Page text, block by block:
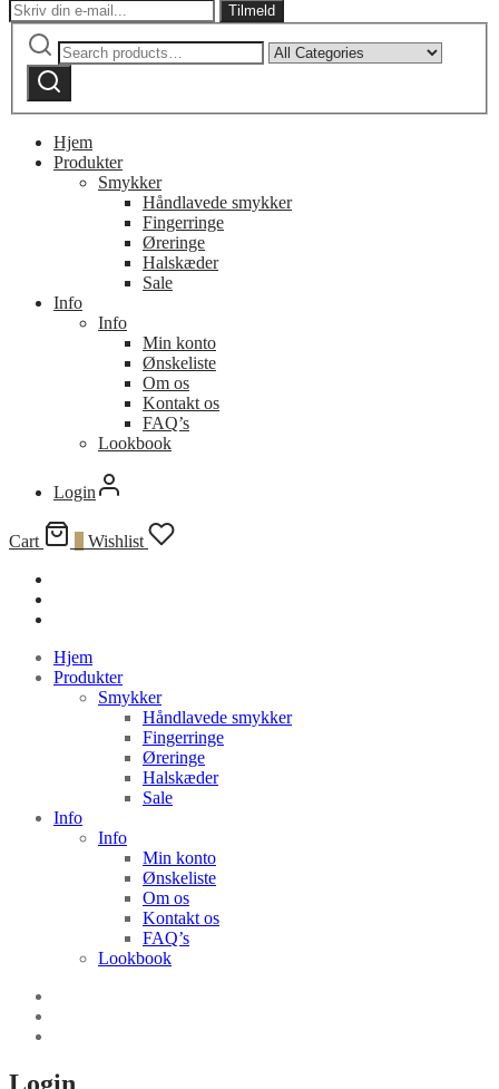
Search
for:
Narrow
by
Search
Hjem
Produkter
Smykker
Håndlavede smykker
Fingerringe
Øreringe
Halskæder
Sale
Info
Info
Min konto
Ønskeliste
Om os
Kontakt os
FAQ’s
Lookbook
Login
Cart Wishlist
Hjem
Produkter
Smykker
Håndlavede smykker
Fingerringe
Øreringe
Halskæder
Sale
Info
Info
Min konto
Ønskeliste
Om os
Kontakt os
FAQ’s
Lookbook